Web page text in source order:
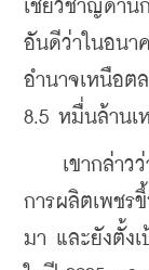
เชี่ยวชาญด้า
อันดีว่าในอนา
อำนาจเหนือต
8.5 หมื่นล้านเ
เขากล่าวว่
การผลิตเพชร
มา และยังตั้ง